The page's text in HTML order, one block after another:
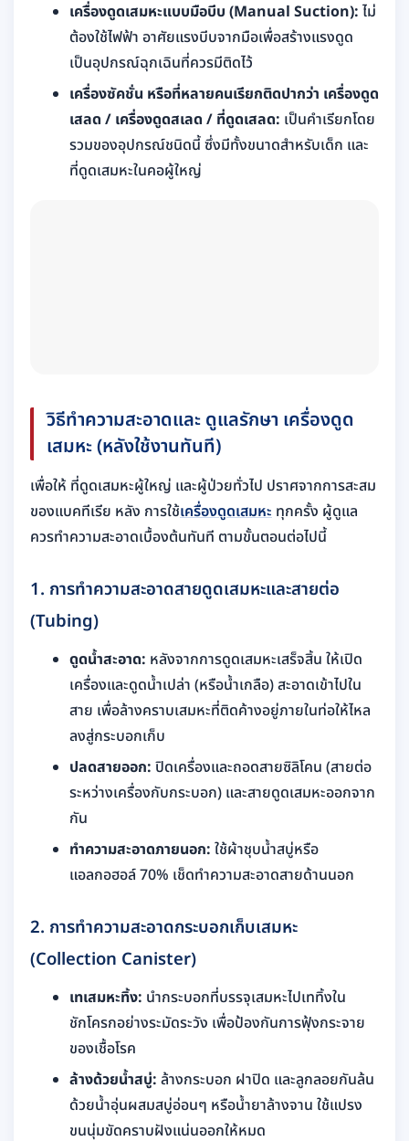
เครื่องดูดเสมหะแบบมือบีบ (Manual Suction): ไม่
ต้องใช้ไฟฟ้า อาศัยแรงบีบจากมือเพื่อสร้างแรงดูด
เป็นอุปกรณ์ฉุกเฉินที่ควรมีติดไว้
เครื่องซัคชั่น หรือที่หลายคนเรียกติดปากว่า เครื่องดูด
เสลด / เครื่องดูดสเลด / ที่ดูดเสลด: เป็นคำเรียกโดย
รวมของอุปกรณ์ชนิดนี้ ซึ่งมีทั้งขนาดสำหรับเด็ก และ
ที่ดูดเสมหะในคอผู้ใหญ่
วิธีทำความสะอาดและ ดูแลรักษา เครื่องดูด
เสมหะ (หลังใช้งานทันที)
เพื่อให้ ที่ดูดเสมหะผู้ใหญ่ และผู้ป่วยทั่วไป ปราศจากการสะสม
ของแบคทีเรีย หลัง การใช้เครื่องดูดเสมหะ ทุกครั้ง ผู้ดูแล
ควรทำความสะอาดเบื้องต้นทันที ตามขั้นตอนต่อไปนี้
1. การทำความสะอาดสายดูดเสมหะและสายต่อ
(Tubing)
ดูดน้ำสะอาด: หลังจากการดูดเสมหะเสร็จสิ้น ให้เปิด
เครื่องและดูดน้ำเปล่า (หรือน้ำเกลือ) สะอาดเข้าไปใน
สาย เพื่อล้างคราบเสมหะที่ติดค้างอยู่ภายในท่อให้ไหล
ลงสู่กระบอกเก็บ
ปลดสายออก: ปิดเครื่องและถอดสายซิลิโคน (สายต่อ
ระหว่างเครื่องกับกระบอก) และสายดูดเสมหะออกจาก
กัน
ทำความสะอาดภายนอก: ใช้ผ้าชุบน้ำสบู่หรือ
แอลกอฮอล์ 70% เช็ดทำความสะอาดสายด้านนอก
2. การทำความสะอาดกระบอกเก็บเสมหะ
(Collection Canister)
เทเสมหะทิ้ง: นำกระบอกที่บรรจุเสมหะไปเททิ้งใน
ชักโครกอย่างระมัดระวัง เพื่อป้องกันการฟุ้งกระจาย
ของเชื้อโรค
ล้างด้วยน้ำสบู่: ล้างกระบอก ฝาปิด และลูกลอยกันล้น
ด้วยน้ำอุ่นผสมสบู่อ่อนๆ หรือน้ำยาล้างจาน ใช้แปรง
ขนนุ่มขัดคราบฝังแน่นออกให้หมด